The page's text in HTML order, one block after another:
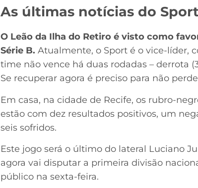
As últimas notícias do Sport
O Leão da Ilha do Retiro é visto como
Série B. Atualmente, o Sport é o vice-líder,
time não vence há duas rodadas – derrota
Se recuperar agora é preciso para não
Em casa, na cidade de Recife, os rubro-
estão com dez resultados positivos, um
seis sofridos.
Este jogo será o último do lateral Luciano
agora vai disputar a primeira divisão
público na sexta-feira.